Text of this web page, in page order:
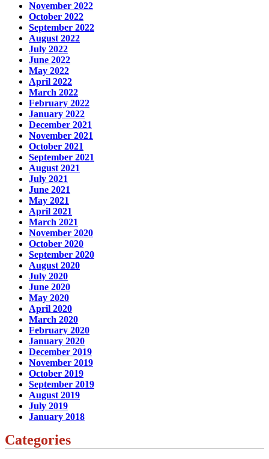
November 2022
October 2022
September 2022
August 2022
July 2022
June 2022
May 2022
April 2022
March 2022
February 2022
January 2022
December 2021
November 2021
October 2021
September 2021
August 2021
July 2021
June 2021
May 2021
April 2021
March 2021
November 2020
October 2020
September 2020
August 2020
July 2020
June 2020
May 2020
April 2020
March 2020
February 2020
January 2020
December 2019
November 2019
October 2019
September 2019
August 2019
July 2019
January 2018
Categories